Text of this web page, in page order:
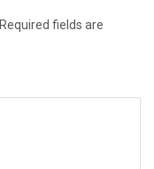
Required fields are